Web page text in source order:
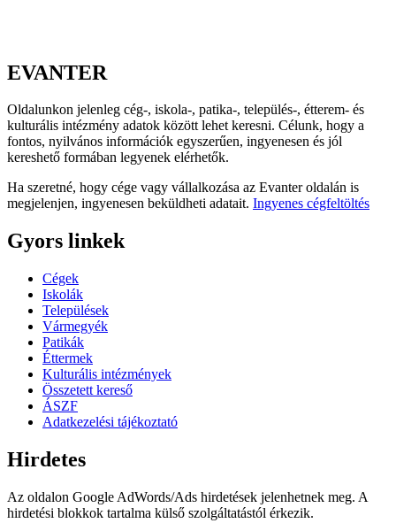
EVANTER
Oldalunkon jelenleg cég-, iskola-, patika-, település-, étterem- és
kulturális intézmény adatok között lehet keresni. Célunk, hogy a
fontos, nyilvános információk egyszerűen, ingyenesen és jól
kereshető formában legyenek elérhetők.
Ha szeretné, hogy cége vagy vállalkozása az Evanter oldalán is
megjelenjen, ingyenesen beküldheti adatait. Ingyenes cégfeltöltés
Gyors linkek
Cégek
Iskolák
Települések
Vármegyék
Patikák
Éttermek
Kulturális intézmények
Összetett kereső
ÁSZF
Adatkezelési tájékoztató
Hirdetes
Az oldalon Google AdWords/Ads hirdetések jelenhetnek meg. A
hirdetési blokkok tartalma külső szolgáltatástól érkezik.